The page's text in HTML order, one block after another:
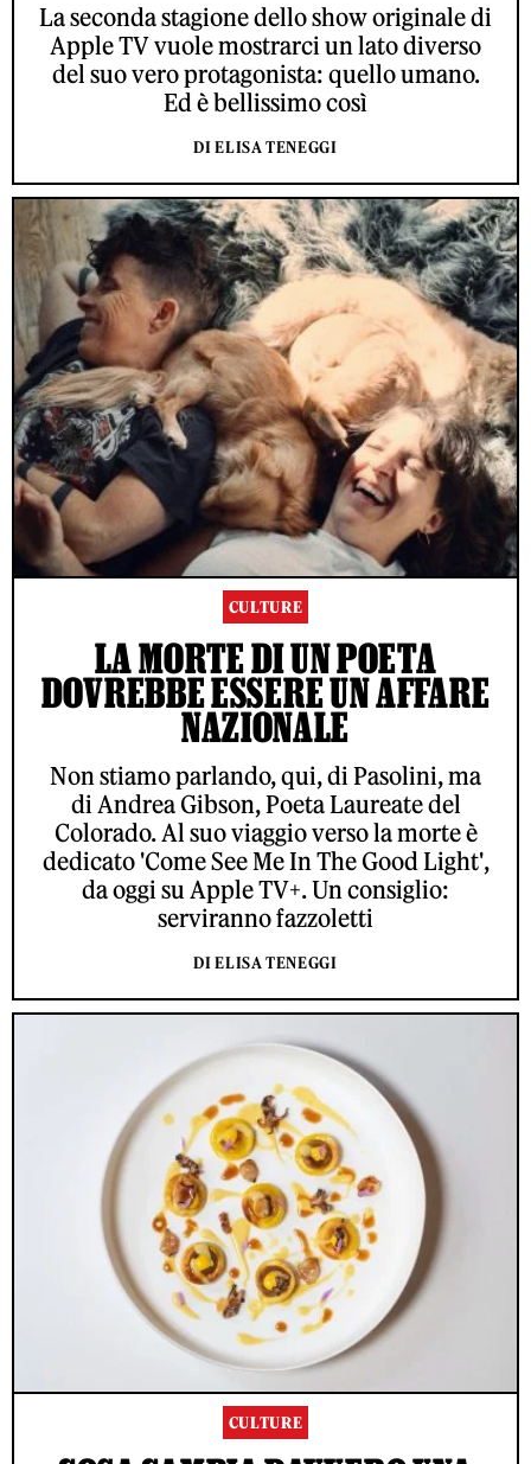
La seconda stagione dello show originale di
Apple TV vuole mostrarci un lato diverso
del suo vero protagonista: quello umano.
Ed è bellissimo così
DI ELISA TENEGGI
CULTURE
LA MORTE DI UN POETA
DOVREBBE ESSERE UN AFFARE
NAZIONALE
Non stiamo parlando, qui, di Pasolini, ma
di Andrea Gibson, Poeta Laureate del
Colorado. Al suo viaggio verso la morte è
dedicato 'Come See Me In The Good Light',
da oggi su Apple TV+. Un consiglio:
serviranno fazzoletti
DI ELISA TENEGGI
CULTURE